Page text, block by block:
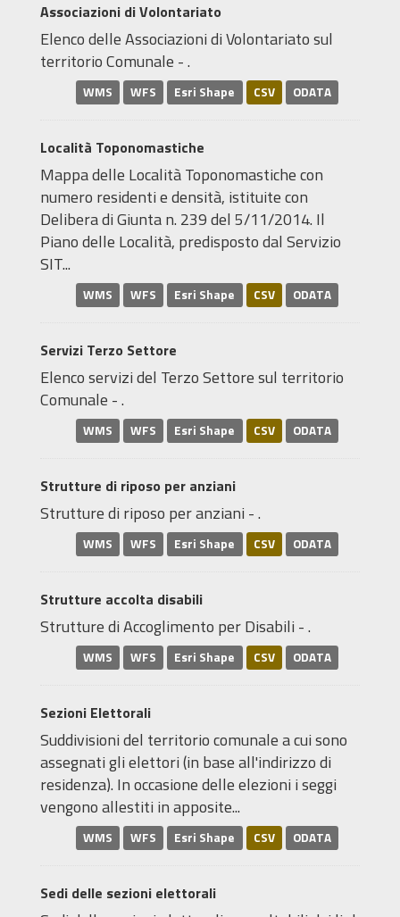
Associazioni di Volontariato
Elenco delle Associazioni di Volontariato sul
territorio Comunale - .
WMS WFS Esri Shape CSV ODATA
Località Toponomastiche
Mappa delle Località Toponomastiche con
numero residenti e densità, istituite con
Delibera di Giunta n. 239 del 5/11/2014. Il
Piano delle Località, predisposto dal Servizio
SIT...
WMS WFS Esri Shape CSV ODATA
Servizi Terzo Settore
Elenco servizi del Terzo Settore sul territorio
Comunale - .
WMS WFS Esri Shape CSV ODATA
Strutture di riposo per anziani
Strutture di riposo per anziani - .
WMS WFS Esri Shape CSV ODATA
Strutture accolta disabili
Strutture di Accoglimento per Disabili - .
WMS WFS Esri Shape CSV ODATA
Sezioni Elettorali
Suddivisioni del territorio comunale a cui sono
assegnati gli elettori (in base all'indirizzo di
residenza). In occasione delle elezioni i seggi
vengono allestiti in apposite...
WMS WFS Esri Shape CSV ODATA
Sedi delle sezioni elettorali